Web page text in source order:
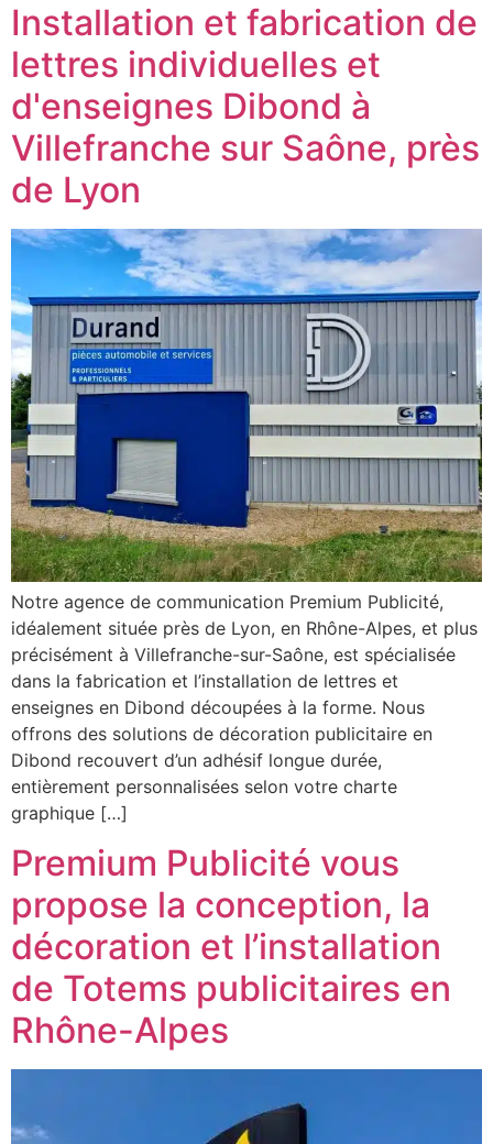
Installation et fabrication de
lettres individuelles et
d'enseignes Dibond à
Villefranche sur Saône, près
de Lyon
Notre agence de communication Premium Publicité,
idéalement située près de Lyon, en Rhône-Alpes, et plus
précisément à Villefranche-sur-Saône, est spécialisée
dans la fabrication et l’installation de lettres et
enseignes en Dibond découpées à la forme. Nous
offrons des solutions de décoration publicitaire en
Dibond recouvert d’un adhésif longue durée,
entièrement personnalisées selon votre charte
graphique […]
Premium Publicité vous
propose la conception, la
décoration et l’installation
de Totems publicitaires en
Rhône-Alpes